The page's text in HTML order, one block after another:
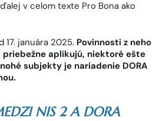
v celom texte Pro Bona ako
17. januára 2025. Povinnosti z neho
aplikujú, niektoré ešte
subjekty je nariadenie DORA
NIS 2 A DORA